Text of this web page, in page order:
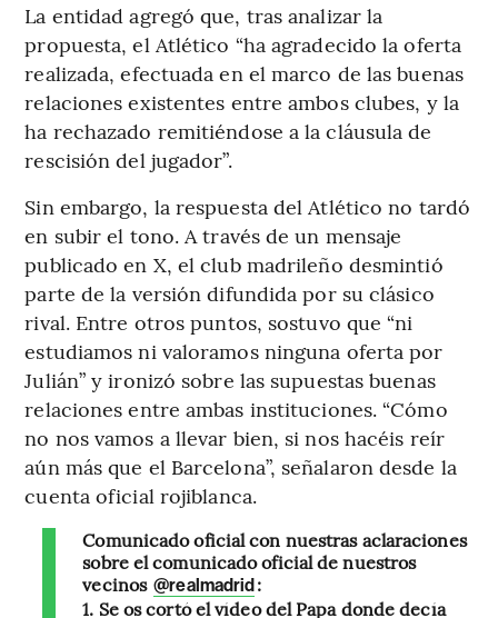
La entidad agregó que, tras analizar la
propuesta, el Atlético “ha agradecido la oferta
realizada, efectuada en el marco de las buenas
relaciones existentes entre ambos clubes, y la
ha rechazado remitiéndose a la cláusula de
rescisión del jugador”.
Sin embargo, la respuesta del Atlético no tardó
en subir el tono. A través de un mensaje
publicado en X, el club madrileño desmintió
parte de la versión difundida por su clásico
rival. Entre otros puntos, sostuvo que “ni
estudiamos ni valoramos ninguna oferta por
Julián” y ironizó sobre las supuestas buenas
relaciones entre ambas instituciones. “Cómo
no nos vamos a llevar bien, si nos hacéis reír
aún más que el Barcelona”, señalaron desde la
cuenta oficial rojiblanca.
Comunicado oficial con nuestras aclaraciones
sobre el comunicado oficial de nuestros
vecinos @realmadrid:
1. Se os cortó el vídeo del Papa donde decía